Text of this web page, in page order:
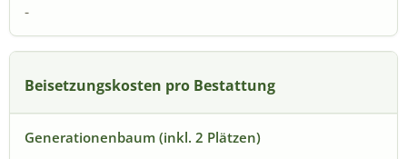
-
Beisetzungskosten pro Bestattung